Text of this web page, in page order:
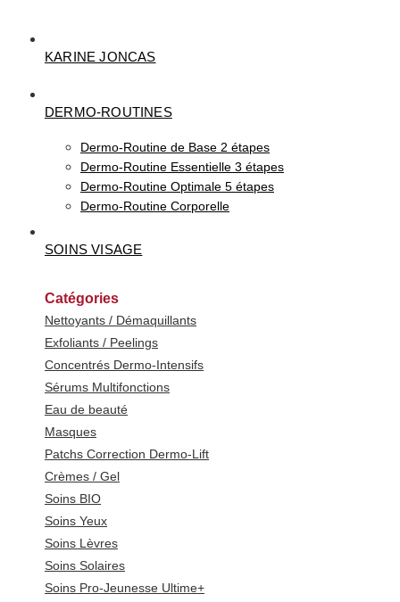
KARINE JONCAS
DERMO-ROUTINES
Dermo-Routine de Base 2 étapes
Dermo-Routine Essentielle 3 étapes
Dermo-Routine Optimale 5 étapes
Dermo-Routine Corporelle
SOINS VISAGE
Catégories
Nettoyants / Démaquillants
Exfoliants / Peelings
Concentrés Dermo-Intensifs
Sérums Multifonctions
Eau de beauté
Masques
Patchs Correction Dermo-Lift
Crèmes / Gel
Soins BIO
Soins Yeux
Soins Lèvres
Soins Solaires
Soins Pro-Jeunesse Ultime+